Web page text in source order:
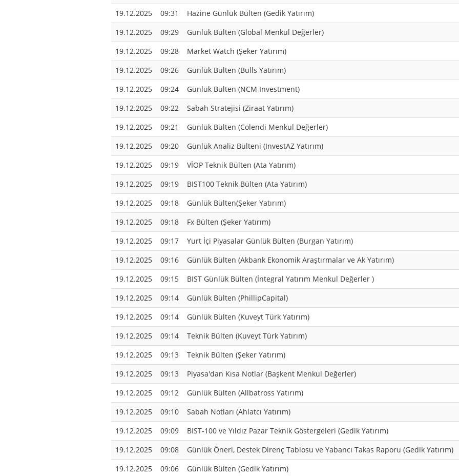
19.12.2025
09:31
Hazine Günlük Bülten (Gedik Yatırım)
19.12.2025
09:29
Günlük Bülten (Global Menkul Değerler)
19.12.2025
09:28
Market Watch (Şeker Yatırım)
19.12.2025
09:26
Günlük Bülten (Bulls Yatırım)
19.12.2025
09:24
Günlük Bülten (NCM Investment)
19.12.2025
09:22
Sabah Stratejisi (Ziraat Yatırım)
19.12.2025
09:21
Günlük Bülten (Colendi Menkul Değerler)
19.12.2025
09:20
Günlük Analiz Bülteni (InvestAZ Yatırım)
19.12.2025
09:19
VİOP Teknik Bülten (Ata Yatırım)
19.12.2025
09:19
BIST100 Teknik Bülten (Ata Yatırım)
19.12.2025
09:18
Günlük Bülten(Şeker Yatırım)
19.12.2025
09:18
Fx Bülten (Şeker Yatırım)
19.12.2025
09:17
Yurt İçi Piyasalar Günlük Bülten (Burgan Yatırım)
19.12.2025
09:16
Günlük Bülten (Akbank Ekonomik Araştırmalar ve Ak Yatırım)
19.12.2025
09:15
BIST Günlük Bülten (İntegral Yatırım Menkul Değerler )
19.12.2025
09:14
Günlük Bülten (PhillipCapital)
19.12.2025
09:14
Günlük Bülten (Kuveyt Türk Yatırım)
19.12.2025
09:14
Teknik Bülten (Kuveyt Türk Yatırım)
19.12.2025
09:13
Teknik Bülten (Şeker Yatırım)
19.12.2025
09:13
Piyasa'dan Kısa Notlar (Başkent Menkul Değerler)
19.12.2025
09:12
Günlük Bülten (Allbatross Yatırım)
19.12.2025
09:10
Sabah Notları (Ahlatcı Yatırım)
19.12.2025
09:09
BIST-100 ve Yıldız Pazar Teknik Göstergeleri (Gedik Yatırım)
19.12.2025
09:08
Günlük Öneri, Destek Direnç Tablosu ve Yabancı Takas Raporu (Gedik Yatırım)
19.12.2025
09:06 Günlük Bülten (Gedik Yatırım)